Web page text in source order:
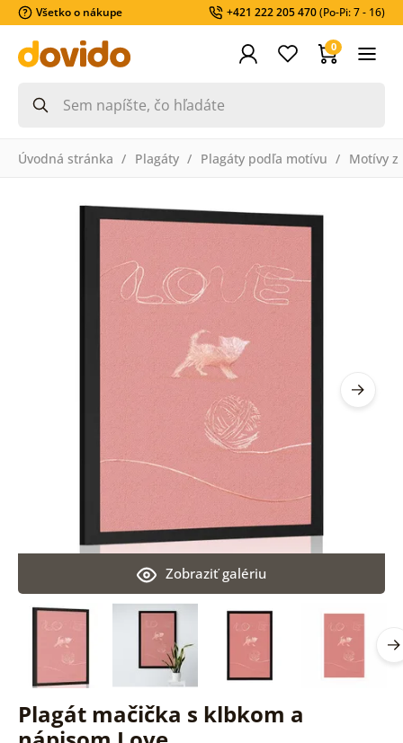
Všetko o nákupe +421 222 205 470(Po-Pi: 7 - 16)
0
Úvodná stránka Plagáty Plagáty podľa motívu Motívy
Plagát mačička s klbkom a
Zobraziť galériu